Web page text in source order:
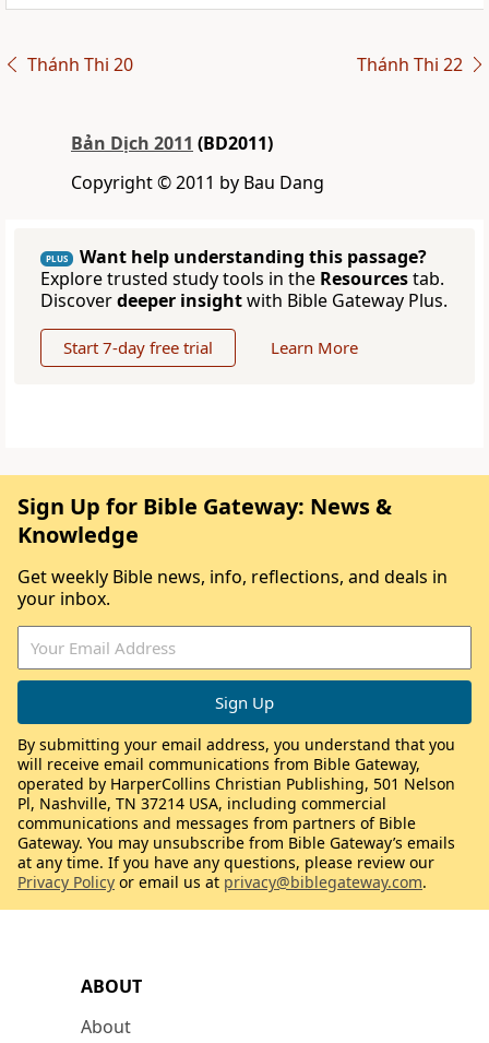
Thánh Thi 20 Thánh Thi 22
Bản Dịch 2011 (BD2011)
Copyright © 2011 by Bau Dang
PLUS
Want help understanding this passage?
Explore trusted study tools in the Resourcestab.
Discoverdeeper insightwith Bible Gateway Plus.
Start 7-day free trial Learn More
ABOUT
About
Sign Up for Bible Gateway: News &
Knowledge
Get weekly Bible news, info, reflections, and deals in
your inbox.
By submitting your email address, you understand that you
will receive email communications from Bible Gateway,
operated by HarperCollins Christian Publishing, 501 Nelson
Pl, Nashville, TN 37214 USA, including commercial
communications and messages from partners of Bible
Gateway. You may unsubscribe from Bible Gateway’s emails
at any time. If you have any questions, please review our
Privacy Policy or email us at privacy@biblegateway.com.